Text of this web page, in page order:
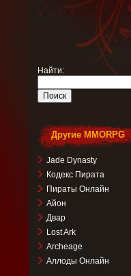
Найти:
Другие MMORPG
Jade Dynasty
Кодекс Пирата
Пираты Онлайн
Айон
Двар
Lost Ark
Archeage
Аллоды Онлайн